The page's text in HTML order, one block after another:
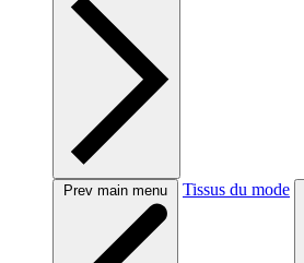
Prev main menu Tissus du mode